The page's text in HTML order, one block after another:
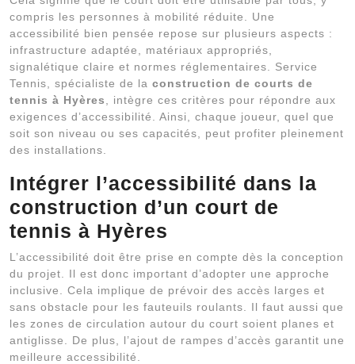
compris les personnes à mobilité réduite. Une
accessibilité bien pensée repose sur plusieurs aspects :
infrastructure adaptée, matériaux appropriés,
signalétique claire et normes réglementaires. Service
Tennis, spécialiste de la construction de courts de
tennis à Hyères
, intègre ces critères pour répondre aux
exigences d’accessibilité. Ainsi, chaque joueur, quel que
soit son niveau ou ses capacités, peut profiter pleinement
des installations.
Intégrer l’accessibilité dans la
construction d’un court de
tennis à Hyères
L’accessibilité doit être prise en compte dès la conception
du projet. Il est donc important d’adopter une approche
inclusive. Cela implique de prévoir des accès larges et
sans obstacle pour les fauteuils roulants. Il faut aussi que
les zones de circulation autour du court soient planes et
antiglisse. De plus, l’ajout de rampes d’accès garantit une
meilleure accessibilité.